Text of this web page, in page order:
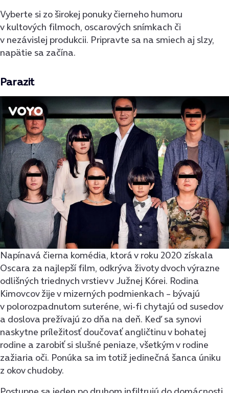
Vyberte si zo širokej ponuky čierneho humoru
v kultových filmoch, oscarových snímkach či
v nezávislej produkcii. Pripravte sa na smiech aj slzy,
napätie sa začína.
Parazit
Napínavá čierna komédia, ktorá v roku 2020 získala
Oscara za najlepší film, odkrýva životy dvoch výrazne
odlišných triednych vrstiev v Južnej Kórei. Rodina
Kimovcov žije v mizerných podmienkach – bývajú
v polorozpadnutom suteréne, wi-fi chytajú od susedov
a doslova prežívajú zo dňa na deň. Keď sa synovi
naskytne príležitosť doučovať angličtinu v bohatej
rodine a zarobiť si slušné peniaze, všetkým v rodine
zažiaria oči. Ponúka sa im totiž jedinečná šanca úniku
z okov chudoby.